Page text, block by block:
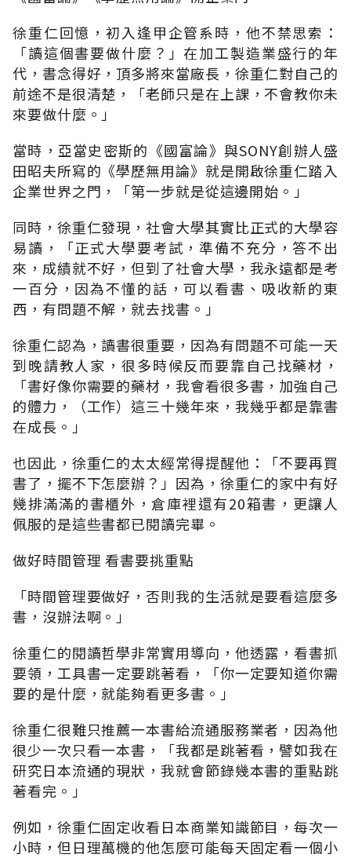
徐重仁回憶，初入逢甲企管系時，他不禁思索：
「讀這個書要做什麼？」在加工製造業盛行的年
代，書念得好，頂多將來當廠長，徐重仁對自己的
前途不是很清楚，「老師只是在上課，不會教你未
來要做什麼。」
當時，亞當史密斯的《國富論》與SONY創辦人盛
田昭夫所寫的《學歷無用論》就是開啟徐重仁踏入
企業世界之門，「第一步就是從這邊開始。」
同時，徐重仁發現，社會大學其實比正式的大學容
易讀，「正式大學要考試，準備不充分，答不出
來，成績就不好，但到了社會大學，我永遠都是考
一百分，因為不懂的話，可以看書、吸收新的東
西，有問題不解，就去找書。」
徐重仁認為，讀書很重要，因為有問題不可能一天
到晚請教人家，很多時候反而要靠自己找藥材，
「書好像你需要的藥材，我會看很多書，加強自己
的體力，（工作）這三十幾年來，我幾乎都是靠書
在成長。」
也因此，徐重仁的太太經常得提醒他：「不要再買
書了，擺不下怎麼辦？」因為，徐重仁的家中有好
幾排滿滿的書櫃外，倉庫裡還有20箱書，更讓人
佩服的是這些書都已閱讀完畢。
做好時間管理 看書要挑重點
「時間管理要做好，否則我的生活就是要看這麼多
書，沒辦法啊。」
徐重仁的閱讀哲學非常實用導向，他透露，看書抓
要領，工具書一定要跳著看，「你一定要知道你需
要的是什麼，就能夠看更多書。」
徐重仁很難只推薦一本書給流通服務業者，因為他
很少一次只看一本書，「我都是跳著看，譬如我在
研究日本流通的現狀，我就會節錄幾本書的重點跳
著看完。」
例如，徐重仁固定收看日本商業知識節目，每次一
小時，但日理萬機的他怎麼可能每天固定看一個小